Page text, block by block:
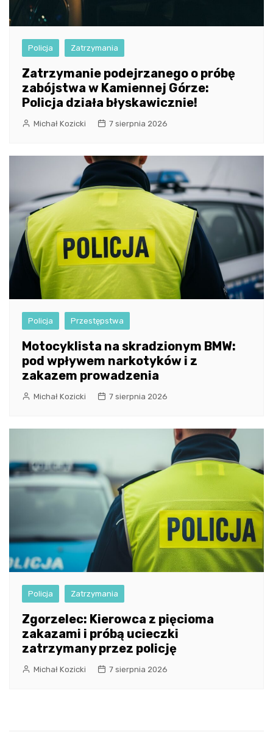
Policja Zatrzymania
Zatrzymanie podejrzanego o próbę
zabójstwa w Kamiennej Górze:
Policja działa błyskawicznie!
Michał Kozicki 7 sierpnia 2026
Policja Przestępstwa
Motocyklista na skradzionym BMW:
pod wpływem narkotyków i z
zakazem prowadzenia
Michał Kozicki 7 sierpnia 2026
Policja Zatrzymania
Zgorzelec: Kierowca z pięcioma
zakazami i próbą ucieczki
zatrzymany przez policję
Michał Kozicki 7 sierpnia 2026